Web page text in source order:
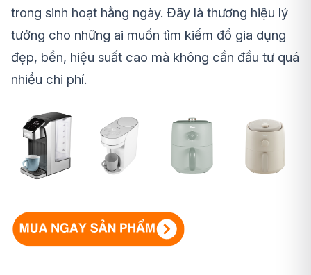
trong sinh hoạt hằng ngày. Đây là thương hiệu lý
tưởng cho những ai muốn tìm kiếm đồ gia dụng
đẹp, bền, hiệu suất cao mà không cần đầu tư quá
nhiều chi phí.